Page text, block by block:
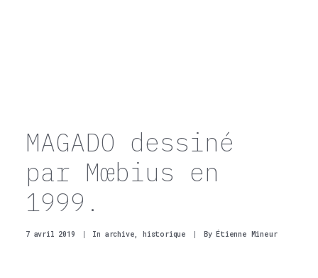
MAGADO dessiné
par Mœbius en
1999.
7 avril 2019 | In archive,historique | ByÉtienne Mineur